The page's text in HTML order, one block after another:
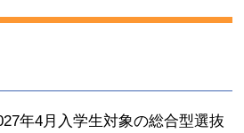
年4月入学生対象の総合型選抜